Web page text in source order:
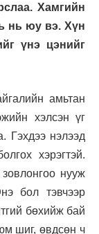
Хамгийн
нь юу вэ. Хүн
үнэ цэнийг
амьтан
хэлсэн үг
Гэхдээ нэлээд
хэрэгтэй.
нууж
бол тэвчээр
бөхийж бай
шиг, өвдсөн ч